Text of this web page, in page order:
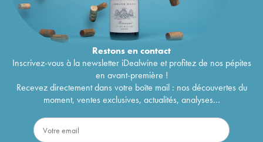
Restons encontact
Inscrivez-vous à la newsletter iDealwine et profitez de nos pépites
en avant-première !
Recevez directement dans votre boîte mail : nos découvertes du
moment, ventes exclusives, actualités, analyses...